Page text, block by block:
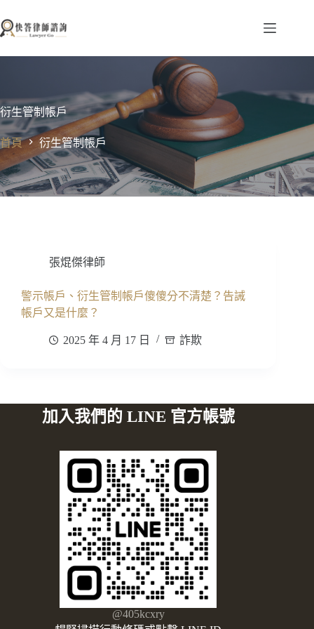
至
要
衍生管制帳戶
首頁 衍生管制帳戶
張焜傑律師
警示帳戶、衍生管制帳戶傻傻分不清楚？告誡
帳戶又是什麼？
2025 年 4 月 17 日 詐欺
加入我們的 LINE 官方帳號
@405kcxry